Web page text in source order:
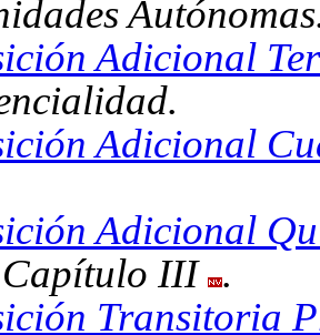
Adicional
Adicional
Adicional
Capítulo III .
Transitoria